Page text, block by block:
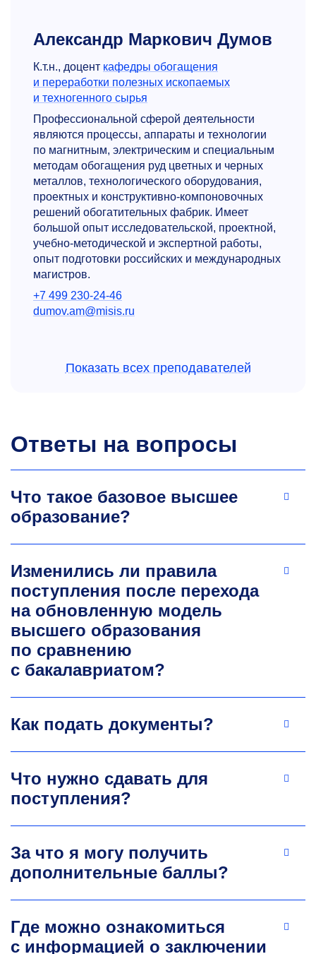
Александр Маркович Думов
К.т.н., доцент кафедры обогащения
и переработки полезных ископаемых
и техногенного сырья
Профессиональной сферой деятельности
являются процессы, аппараты и технологии
по магнитным, электрическим и специальным
методам обогащения руд цветных и черных
металлов, технологического оборудования,
проектных и конструктивно-компоновочных
решений обогатительных фабрик. Имеет
большой опыт исследовательской, проектной,
учебно-методической и экспертной работы,
опыт подготовки российских и международных
магистров.
+7 499 230-24-46
dumov.am@misis.ru
Александр Александрович
К.т.н., доцент, ученый секретарькафедры
обогащения и переработки полезных
являются процессы, аппараты и технологии
обогащения руд цветных металлов,
обезвоживания продуктов обогащения
минерального сырья, стандартизации и
сертификации, методы исследования,
термодинамического моделирования. Имеет
большой опыт исследовательской и учебно-
методической работы, а также опыт подготовки
российских и международных магистров и
+7 499 230-24-46
nikolaev@misis.ru
Елена Леонидовна Чантурия
Д.т.н., профессоркафедры обогащения
и переработки полезных ископаемых
Показать всех преподавателей
Ответы на вопросы
Что такое базовое высшее
образование?
Изменились ли правила
поступления после перехода
на обновленную модель
высшего образования
по сравнению
с бакалавриатом?
Как подать документы?
Что нужно сдавать для
поступления?
За что я могу получить
дополнительные баллы?
Где можно ознакомиться
с информацией о заключении